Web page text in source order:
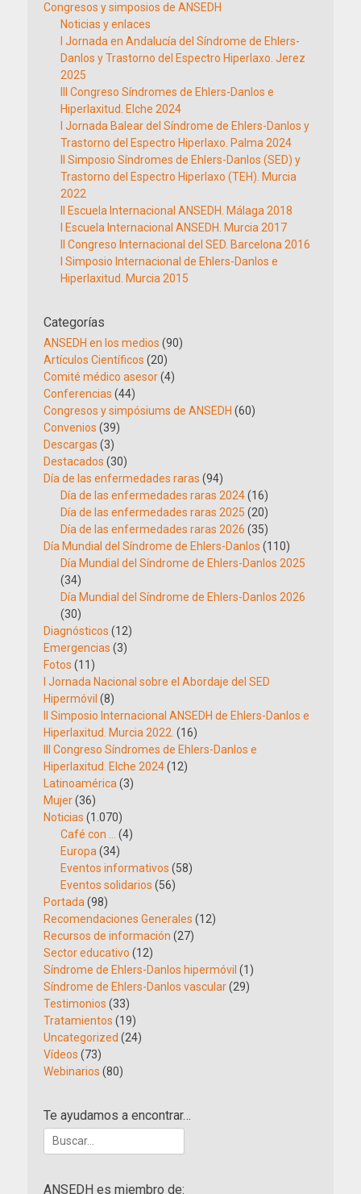
Congresos y simposios de ANSEDH
Noticias y enlaces
I Jornada en Andalucía del Síndrome de Ehlers-
Danlos y Trastorno del Espectro Hiperlaxo. Jerez
2025
III Congreso Síndromes de Ehlers-Danlos e
Hiperlaxitud. Elche 2024
I Jornada Balear del Síndrome de Ehlers-Danlos y
Trastorno del Espectro Hiperlaxo. Palma 2024
II Simposio Síndromes de Ehlers-Danlos (SED) y
Trastorno del Espectro Hiperlaxo (TEH). Murcia
2022
II Escuela Internacional ANSEDH. Málaga 2018
I Escuela Internacional ANSEDH. Murcia 2017
II Congreso Internacional del SED. Barcelona 2016
I Simposio Internacional de Ehlers-Danlos e
Hiperlaxitud. Murcia 2015
Categorías
ANSEDH en los medios (90)
Artículos Científicos (20)
Comité médico asesor(4)
Conferencias (44)
Congresos y simpósiums de ANSEDH (60)
Convenios (39)
Descargas (3)
Destacados (30)
Día de las enfermedades raras (94)
Día de las enfermedades raras 2024(16)
Día de las enfermedades raras 2025 (20)
Día de las enfermedades raras 2026 (35)
Día Mundial del Síndrome de Ehlers-Danlos (110)
Día Mundial del Síndrome de Ehlers-Danlos 2025
(34)
Día Mundial del Síndrome de Ehlers-Danlos 2026
(30)
Diagnósticos (12)
Emergencias (3)
Fotos (11)
I Jornada Nacional sobre el Abordaje del SED
Hipermóvil (8)
II Simposio Internacional ANSEDH de Ehlers-Danlos e
Hiperlaxitud. Murcia 2022. (16)
III Congreso Síndromes de Ehlers-Danlos e
Hiperlaxitud. Elche 2024(12)
Latinoamérica (3)
Mujer(36)
Noticias (1.070)
Café con …
(4)
Europa (34)
Eventos informativos (58)
Eventos solidarios (56)
Portada (98)
Recomendaciones Generales (12)
Recursos de información (27)
Sector educativo (12)
Síndrome de Ehlers-Danlos hipermóvil (1)
Síndrome de Ehlers-Danlos vascular(29)
Testimonios (33)
Tratamientos (19)
Uncategorized (24)
Vídeos (73)
Webinarios (80)
Te ayudamos a encontrar…
Buscar:
ANSEDH es miembro de: